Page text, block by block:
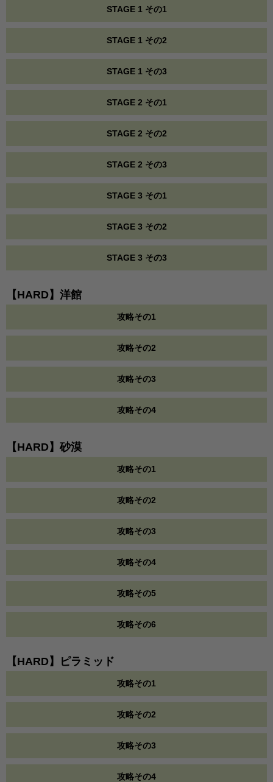
STAGE 1 その1
STAGE 1 その2
STAGE 1 その3
STAGE 2 その1
STAGE 2 その2
STAGE 2 その3
STAGE 3 その1
STAGE 3 その2
STAGE 3 その3
【HARD】洋館
攻略その1
攻略その2
攻略その3
攻略その4
【HARD】砂漠
攻略その1
攻略その2
攻略その3
攻略その4
攻略その5
攻略その6
【HARD】ピラミッド
攻略その1
攻略その2
攻略その3
攻略その4